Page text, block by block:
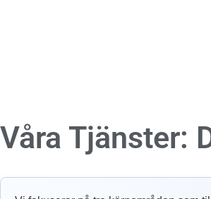
Våra Tjänster: